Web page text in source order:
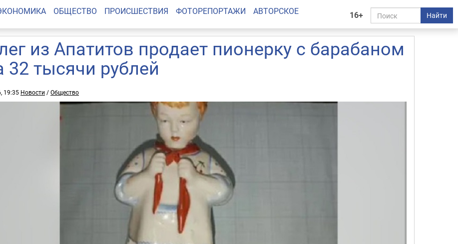
16+ Найти
ОБЩЕСТВО ПРОИСШЕСТВИЯ ФОТОРЕПОРТАЖИ АВТОРСКОЕ
из Апатитов продает пионерку с барабаном
32 тысячи рублей
19:35 Новости /Общество